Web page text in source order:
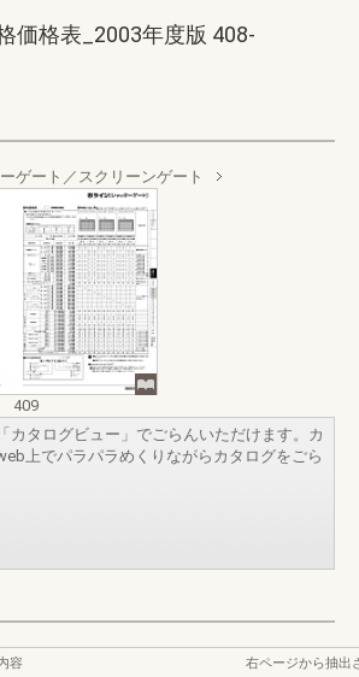
価格表_2003年度版 408-
ゲート／スクリーンゲート
409
カタログビュー」でごらんいただけます。カ
上でパラパラめくりながらカタログをごら
容
右ページから抽出